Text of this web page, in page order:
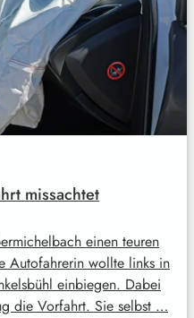
missachtet
einen teuren
Autofahrerin wollte links in
einbiegen. Dabei
die Vorfahrt. Sie selbst …